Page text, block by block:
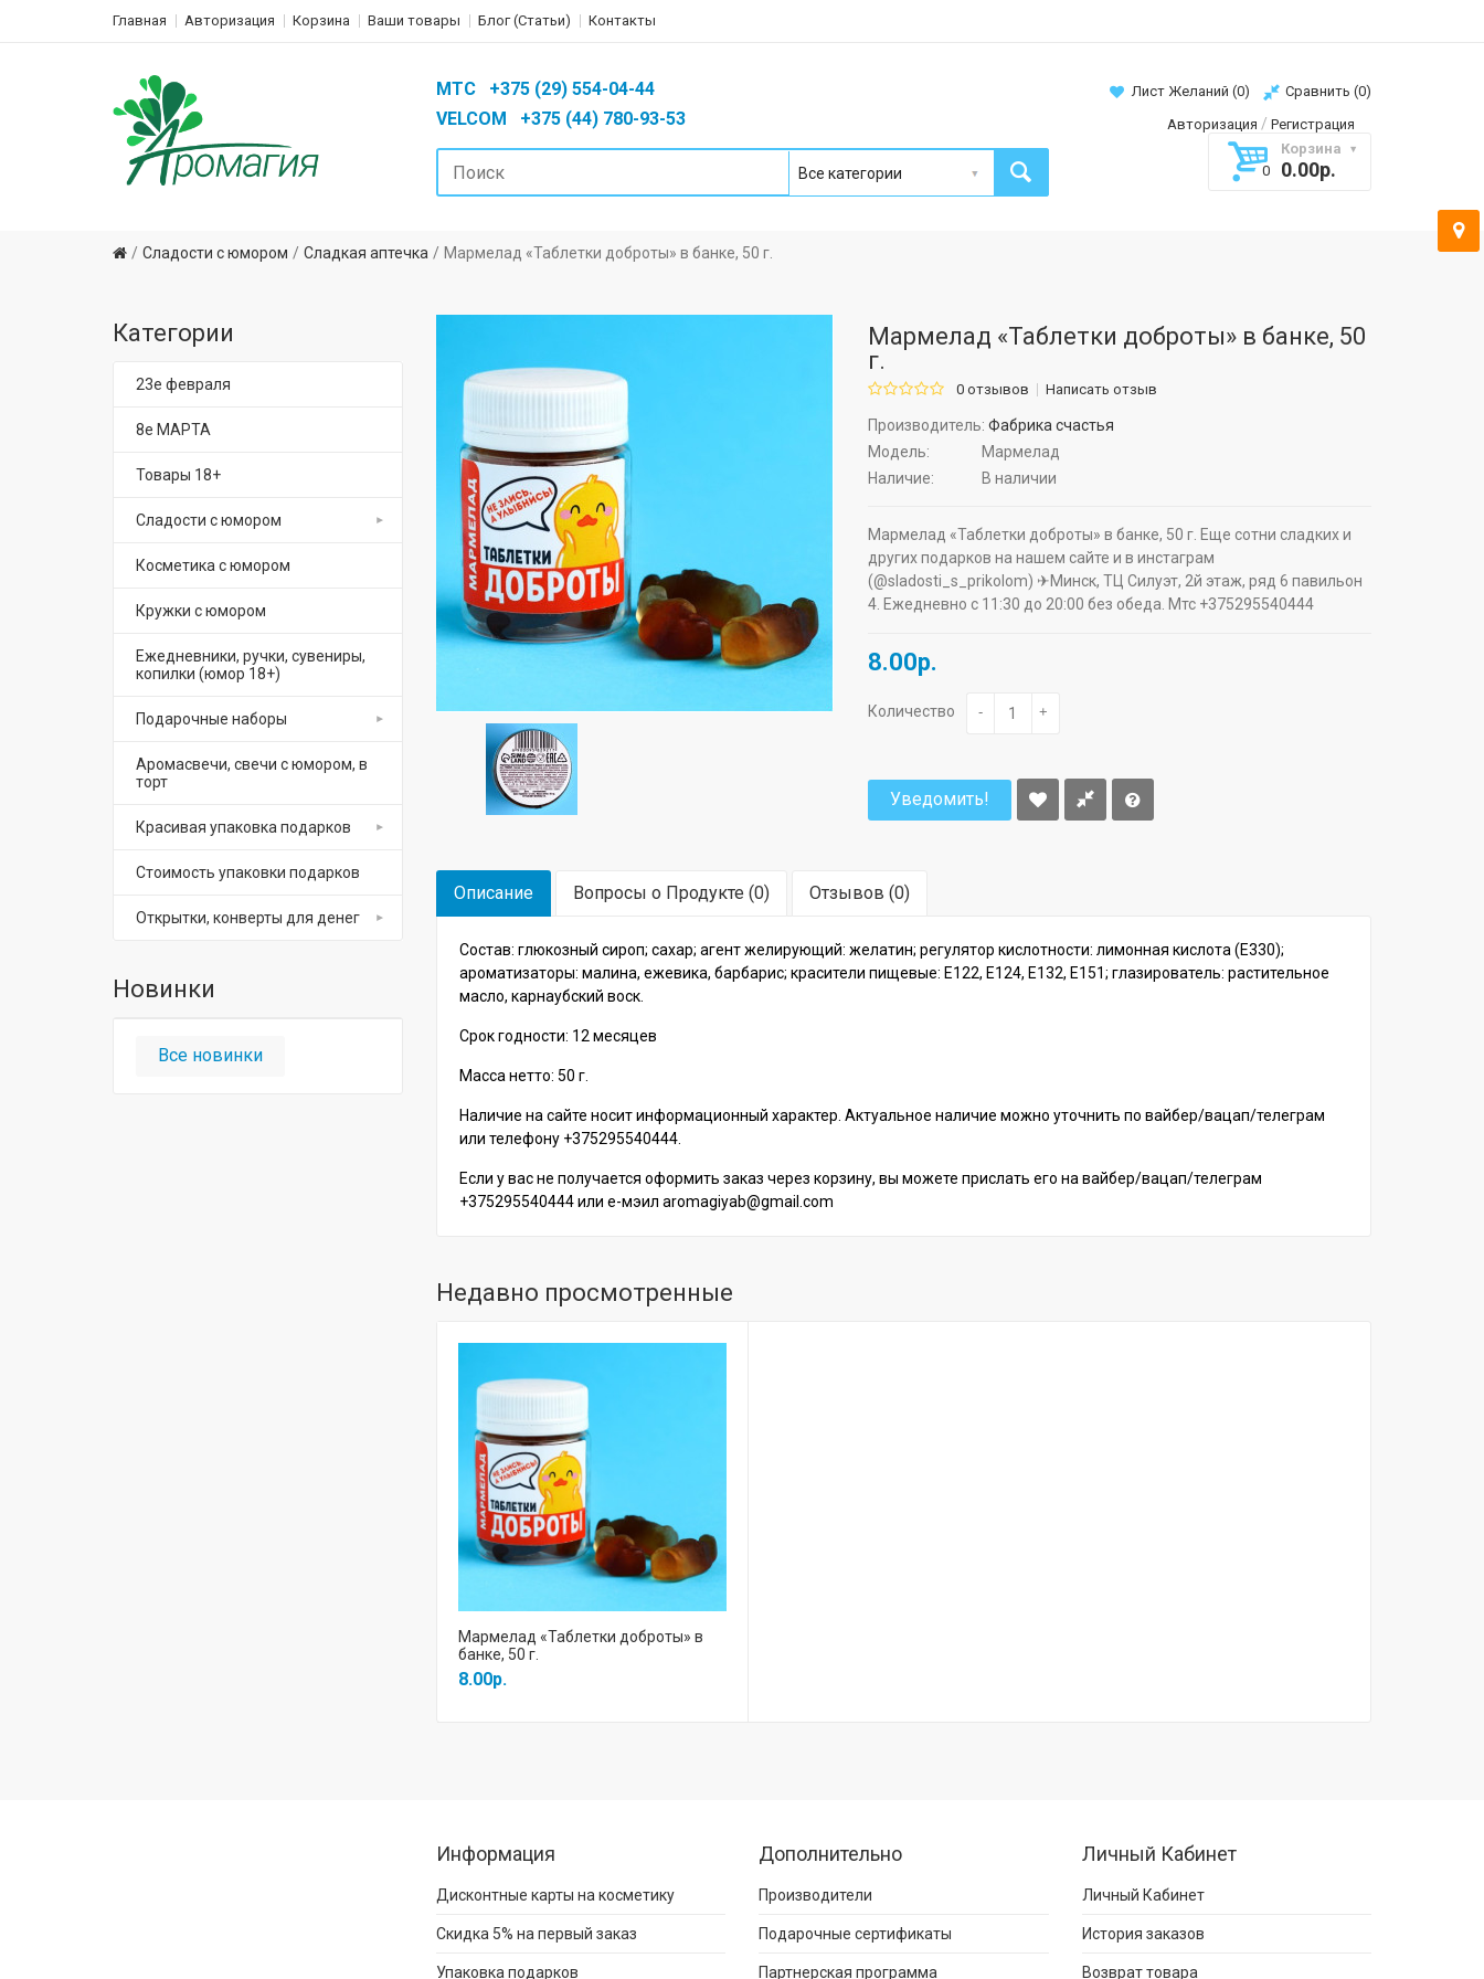
Главная Авторизация Корзина Ваши товары Блог (Статьи) Контакты
MTC +375 (29) 554-04-44
VELCOM +375 (44) 780-93-53
Лист Желаний (0) Сравнить (0)
Авторизация / Регистрация
Корзина
0
0.00р.
Сладости с юмором Сладкая аптечка Мармелад «Таблетки доброты» в банке, 50 г.
Категории
23е февраля
8е МАРТА
Товары 18+
Сладости с юмором
Косметика с юмором
Кружки с юмором
Ежедневники, ручки, сувениры,
копилки (юмор 18+)
Подарочные наборы
Аромасвечи, свечи с юмором, в
торт
Красивая упаковка подарков
Стоимость упаковки подарков
Открытки, конверты для денег
Новинки
Все новинки
Мармелад «Таблетки доброты» в банке, 50
г.
0 отзывов Написать отзыв
Производитель: Фабрика счастья
Модель:
Мармелад
Наличие:
В наличии
Мармелад «Таблетки доброты» в банке, 50 г. Еще сотни сладких и
других подарков на нашем сайте и в инстаграм
(@sladosti_s_prikolom) ✈Минск, ТЦ Силуэт, 2й этаж, ряд 6 павильон
4. Ежедневно с 11:30 до 20:00 без обеда. Мтс +375295540444
8.00р.
Количество - +
Уведомить!
Описание Вопросы о Продукте (0) Отзывов (0)
Состав: глюкозный сироп; сахар; агент желирующий: желатин; регулятор кислотности: лимонная кислота (Е330);
ароматизаторы: малина, ежевика, барбарис; красители пищевые: Е122, Е124, Е132, Е151; глазирователь: растительное
масло, карнаубский воск.
Срок годности: 12 месяцев
Масса нетто: 50 г.
Наличие на сайте носит информационный характер. Актуальное наличие можно уточнить по вайбер/вацап/телеграм
или телефону +375295540444.
Если у вас не получается оформить заказ через корзину, вы можете прислать его на вайбер/вацап/телеграм
+375295540444 или е-мэил aromagiyab@gmail.com
Недавно просмотренные
Мармелад «Таблетки доброты» в
банке, 50 г.
8.00р.
Информация
Дисконтные карты на косметику
Скидка 5% на первый заказ
Упаковка подарков
Дополнительно
Производители
Подарочные сертификаты
Партнерская программа
Личный Кабинет
Личный Кабинет
История заказов
Возврат товара